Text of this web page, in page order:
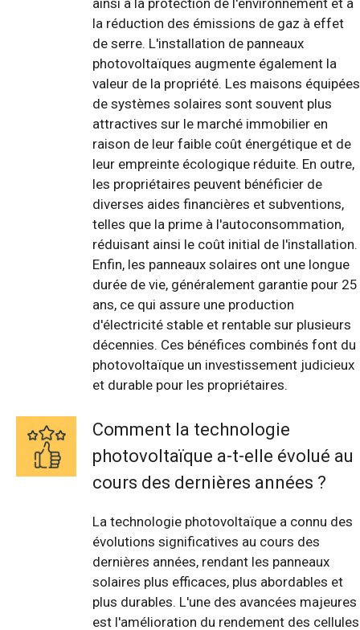
ainsi à la protection de l'environnement et à
la réduction des émissions de gaz à effet
de serre. L'installation de panneaux
photovoltaïques augmente également la
valeur de la propriété. Les maisons équipées
de systèmes solaires sont souvent plus
attractives sur le marché immobilier en
raison de leur faible coût énergétique et de
leur empreinte écologique réduite. En outre,
les propriétaires peuvent bénéficier de
diverses aides financières et subventions,
telles que la prime à l'autoconsommation,
réduisant ainsi le coût initial de l'installation.
Enfin, les panneaux solaires ont une longue
durée de vie, généralement garantie pour 25
ans, ce qui assure une production
d'électricité stable et rentable sur plusieurs
décennies. Ces bénéfices combinés font du
photovoltaïque un investissement judicieux
et durable pour les propriétaires.
Comment la technologie
photovoltaïque a-t-elle évolué au
cours des dernières années ?
La technologie photovoltaïque a connu des
évolutions significatives au cours des
dernières années, rendant les panneaux
solaires plus efficaces, plus abordables et
plus durables. L'une des avancées majeures
est l'amélioration du rendement des cellules